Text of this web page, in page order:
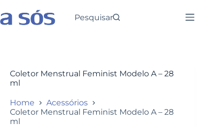
Pesquisar
Coletor Menstrual Feminist Modelo A – 28
ml
Home
Acessórios
Coletor Menstrual Feminist Modelo A – 28
ml